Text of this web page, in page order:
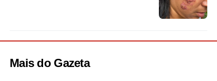
Mais do Gazeta